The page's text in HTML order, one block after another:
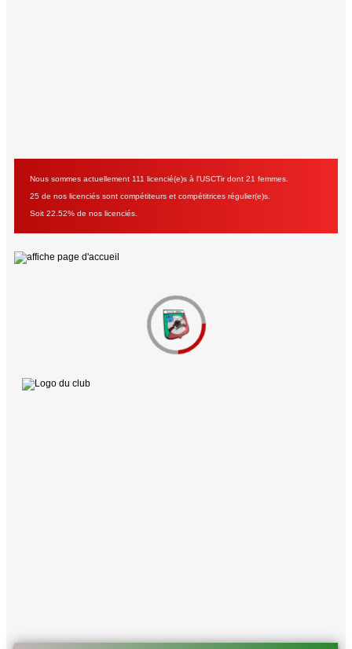
Nous sommes actuellement 111 licencié(e)s à l'USCTir dont 21 femmes.
25 de nos licenciés sont compétiteurs et compétitrices régulier(e)s.
Soit 22.52% de nos licenciés.